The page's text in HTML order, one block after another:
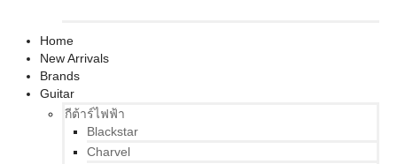
Home
New Arrivals
Brands
Guitar
กีต้าร์ไฟฟ้า
Blackstar
Charvel